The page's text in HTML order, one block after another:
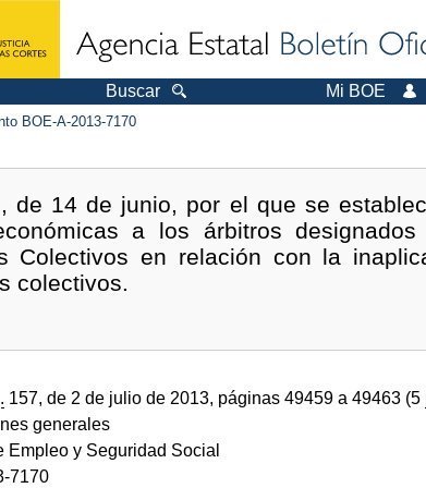
Buscar Mi BOE
BOE-A-2013-7170
de 14 de junio, por el que se
a los árbitros
Colectivos en relación con la
colectivos.
157, de 2 de julio de 2013, páginas 49459 a 49463 (5
generales
Empleo y Seguridad Social
7170